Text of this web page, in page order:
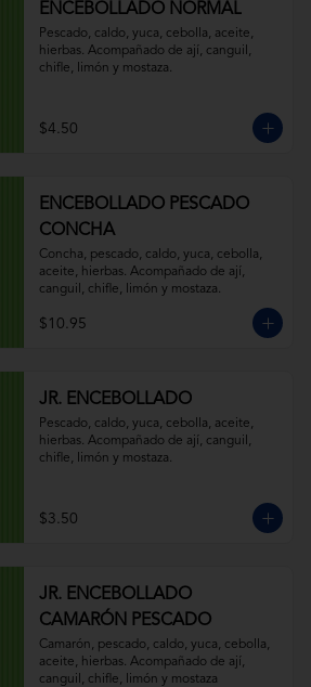
ENCEBOLLADO NORMAL
Pescado, caldo, yuca, cebolla, aceite,
hierbas. Acompañado de ají, canguil,
chifle, limón y mostaza.
$4.50
ENCEBOLLADO PESCADO
CONCHA
Concha, pescado, caldo, yuca, cebolla,
aceite, hierbas. Acompañado de ají,
canguil, chifle, limón y mostaza.
$10.95
JR. ENCEBOLLADO
Pescado, caldo, yuca, cebolla, aceite,
hierbas. Acompañado de ají, canguil,
chifle, limón y mostaza.
$3.50
JR. ENCEBOLLADO
CAMARÓN PESCADO
Camarón, pescado, caldo, yuca, cebolla,
aceite, hierbas. Acompañado de ají,
canguil, chifle, limón y mostaza